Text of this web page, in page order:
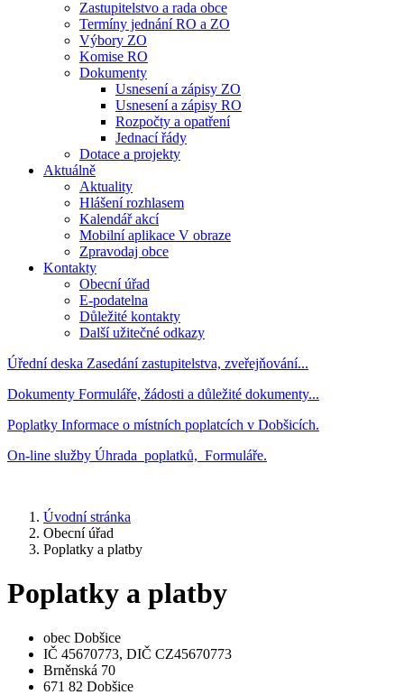
Zastupitelstvo a rada obce
Termíny jednání RO a ZO
Výbory ZO
Komise RO
Dokumenty
Usnesení a zápisy ZO
Usnesení a zápisy RO
Rozpočty a opatření
Jednací řády
Dotace a projekty
Aktuálně
Aktuality
Hlášení rozhlasem
Kalendář akcí
Mobilní aplikace V obraze
Zpravodaj obce
Kontakty
Obecní úřad
E-podatelna
Důležité kontakty
Další užitečné odkazy
Úřední deska Zasedání zastupitelstva, zveřejňování...
Dokumenty Formuláře, žádosti a důležité dokumenty...
Poplatky Informace o místních poplatcích v Dobšicích.
On-line služby Úhrada poplatků, Formuláře.
Úvodní stránka
Obecní úřad
Poplatky a platby
Poplatky a platby
obec Dobšice
IČ 45670773, DIČ CZ45670773
Brněnská 70
671 82 Dobšice